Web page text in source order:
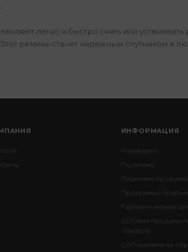
легко и быстро снять или
ремень станет надежным спутником в
ИНФОРМАЦИЯ
Реквизиты
Политика
Лицензия на
Программа
Гарантия низких
Условия продажи
товаров
Соглашение на